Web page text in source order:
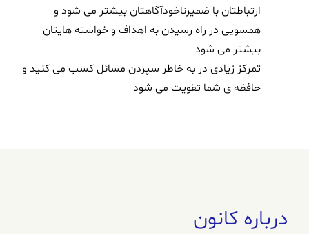
ارتباطتان با ضمیرناخودآگاهتان بیشتر می شود و
همسویی در راه رسیدن به اهداف و خواسته هایتان
بیشتر می شود
تمرکز زیادی در به خاطر سپردن مسائل کسب می کنید و
حافظه ی شما تقویت می شود
درباره کانون